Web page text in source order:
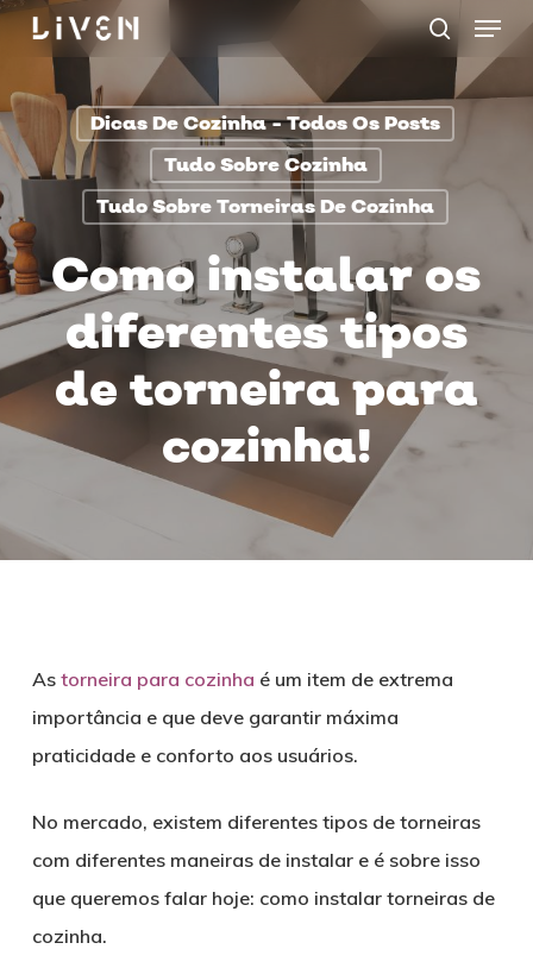
Skip
main
content
procurar
Menu
Dicas De Cozinha - Todos Os Posts
Tudo Sobre Cozinha
Tudo Sobre Torneiras De Cozinha
Como instalar os
diferentes tipos
de torneira para
cozinha!
As torneira para cozinha é um item de extrema
importância e que deve garantir máxima
praticidade e conforto aos usuários.
No mercado, existem diferentes tipos de torneiras
com diferentes maneiras de instalar e é sobre isso
que queremos falar hoje: como instalar torneiras de
cozinha.